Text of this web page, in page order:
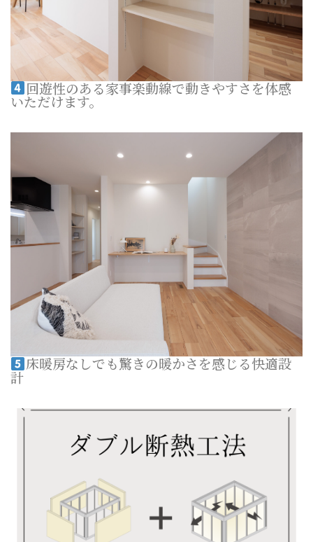
回遊性のある家事楽動線で動きやすさを体感
いただけます。
床暖房なしでも驚きの暖かさを感じる快適設
計